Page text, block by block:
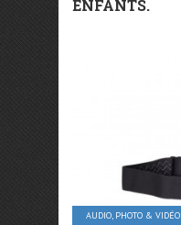
ENFANTS.
AUDIO, PHOTO & VIDÉO